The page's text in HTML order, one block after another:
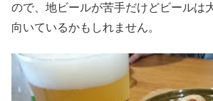
ので、地ビールが苦手だけどビールは
向いているかもしれません。